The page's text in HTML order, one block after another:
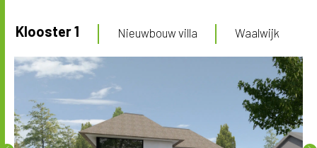
Klooster 1 Nieuwbouw villa Waalwijk